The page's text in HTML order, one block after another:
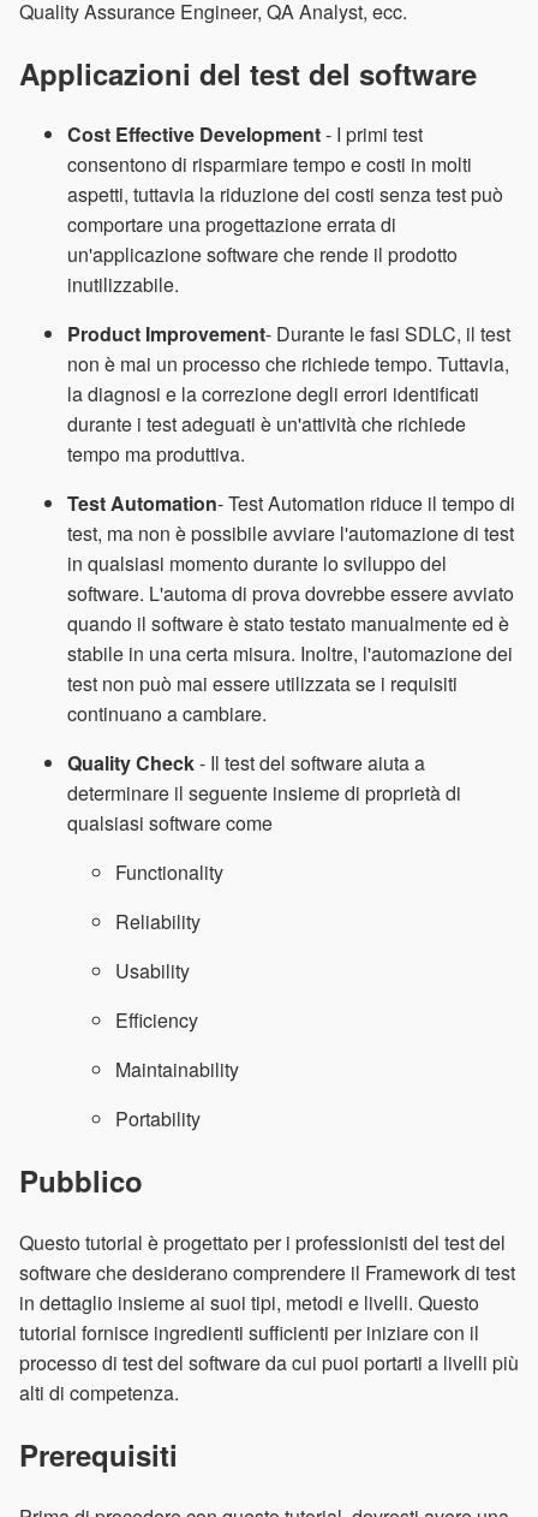
Quality Assurance Engineer, QA Analyst, ecc.
Applicazioni del test del software
Cost Effective Development- I primi test
consentono di risparmiare tempo e costi in molti
aspetti, tuttavia la riduzione dei costi senza test può
comportare una progettazione errata di
un'applicazione software che rende il prodotto
inutilizzabile.
Product Improvement- Durante le fasi SDLC, il test
non è mai un processo che richiede tempo. Tuttavia,
la diagnosi e la correzione degli errori identificati
durante i test adeguati è un'attività che richiede
tempo ma produttiva.
Test Automation- Test Automation riduce il tempo di
test, ma non è possibile avviare l'automazione di test
in qualsiasi momento durante lo sviluppo del
software. L'automa di prova dovrebbe essere avviato
quando il software è stato testato manualmente ed è
stabile in una certa misura. Inoltre, l'automazione dei
test non può mai essere utilizzata se i requisiti
continuano a cambiare.
Quality Check- Il test del software aiuta a
determinare il seguente insieme di proprietà di
qualsiasi software come
Functionality
Reliability
Usability
Efficiency
Maintainability
Portability
Pubblico
Questo tutorial è progettato per i professionisti del test del
software che desiderano comprendere il Framework di test
in dettaglio insieme ai suoi tipi, metodi e livelli. Questo
tutorial fornisce ingredienti sufficienti per iniziare con il
processo di test del software da cui puoi portarti a livelli più
alti di competenza.
Prerequisiti